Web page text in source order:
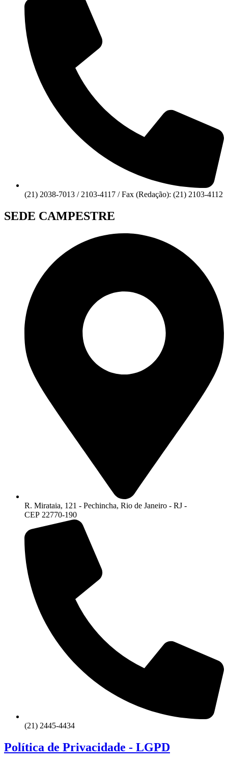
(21) 2038-7013 / 2103-4117 / Fax (Redação): (21) 2103-4112
SEDE CAMPESTRE
R. Mirataia, 121 - Pechincha, Rio de Janeiro - RJ -
CEP 22770-190
(21) 2445-4434
Política de Privacidade - LGPD